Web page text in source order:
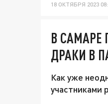
18 ОКТЯБРЯ 2023
В САМАРЕ
ДРАКИ В
Как уже
участниками